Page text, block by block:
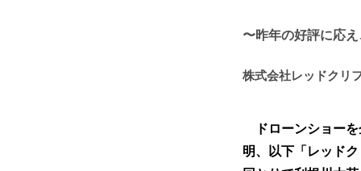
〜昨年の好評に応
株式会社レッドクリ
ドローンショーを
明、以下「レッド